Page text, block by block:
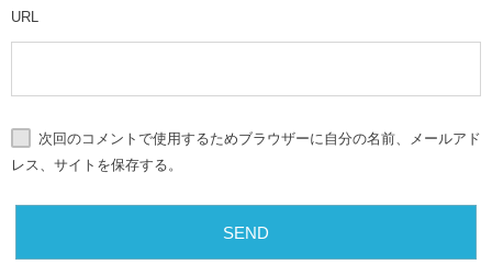
URL
次回のコメントで使用するためブラウザーに自分の名前、メールアド
レス、サイトを保存する。